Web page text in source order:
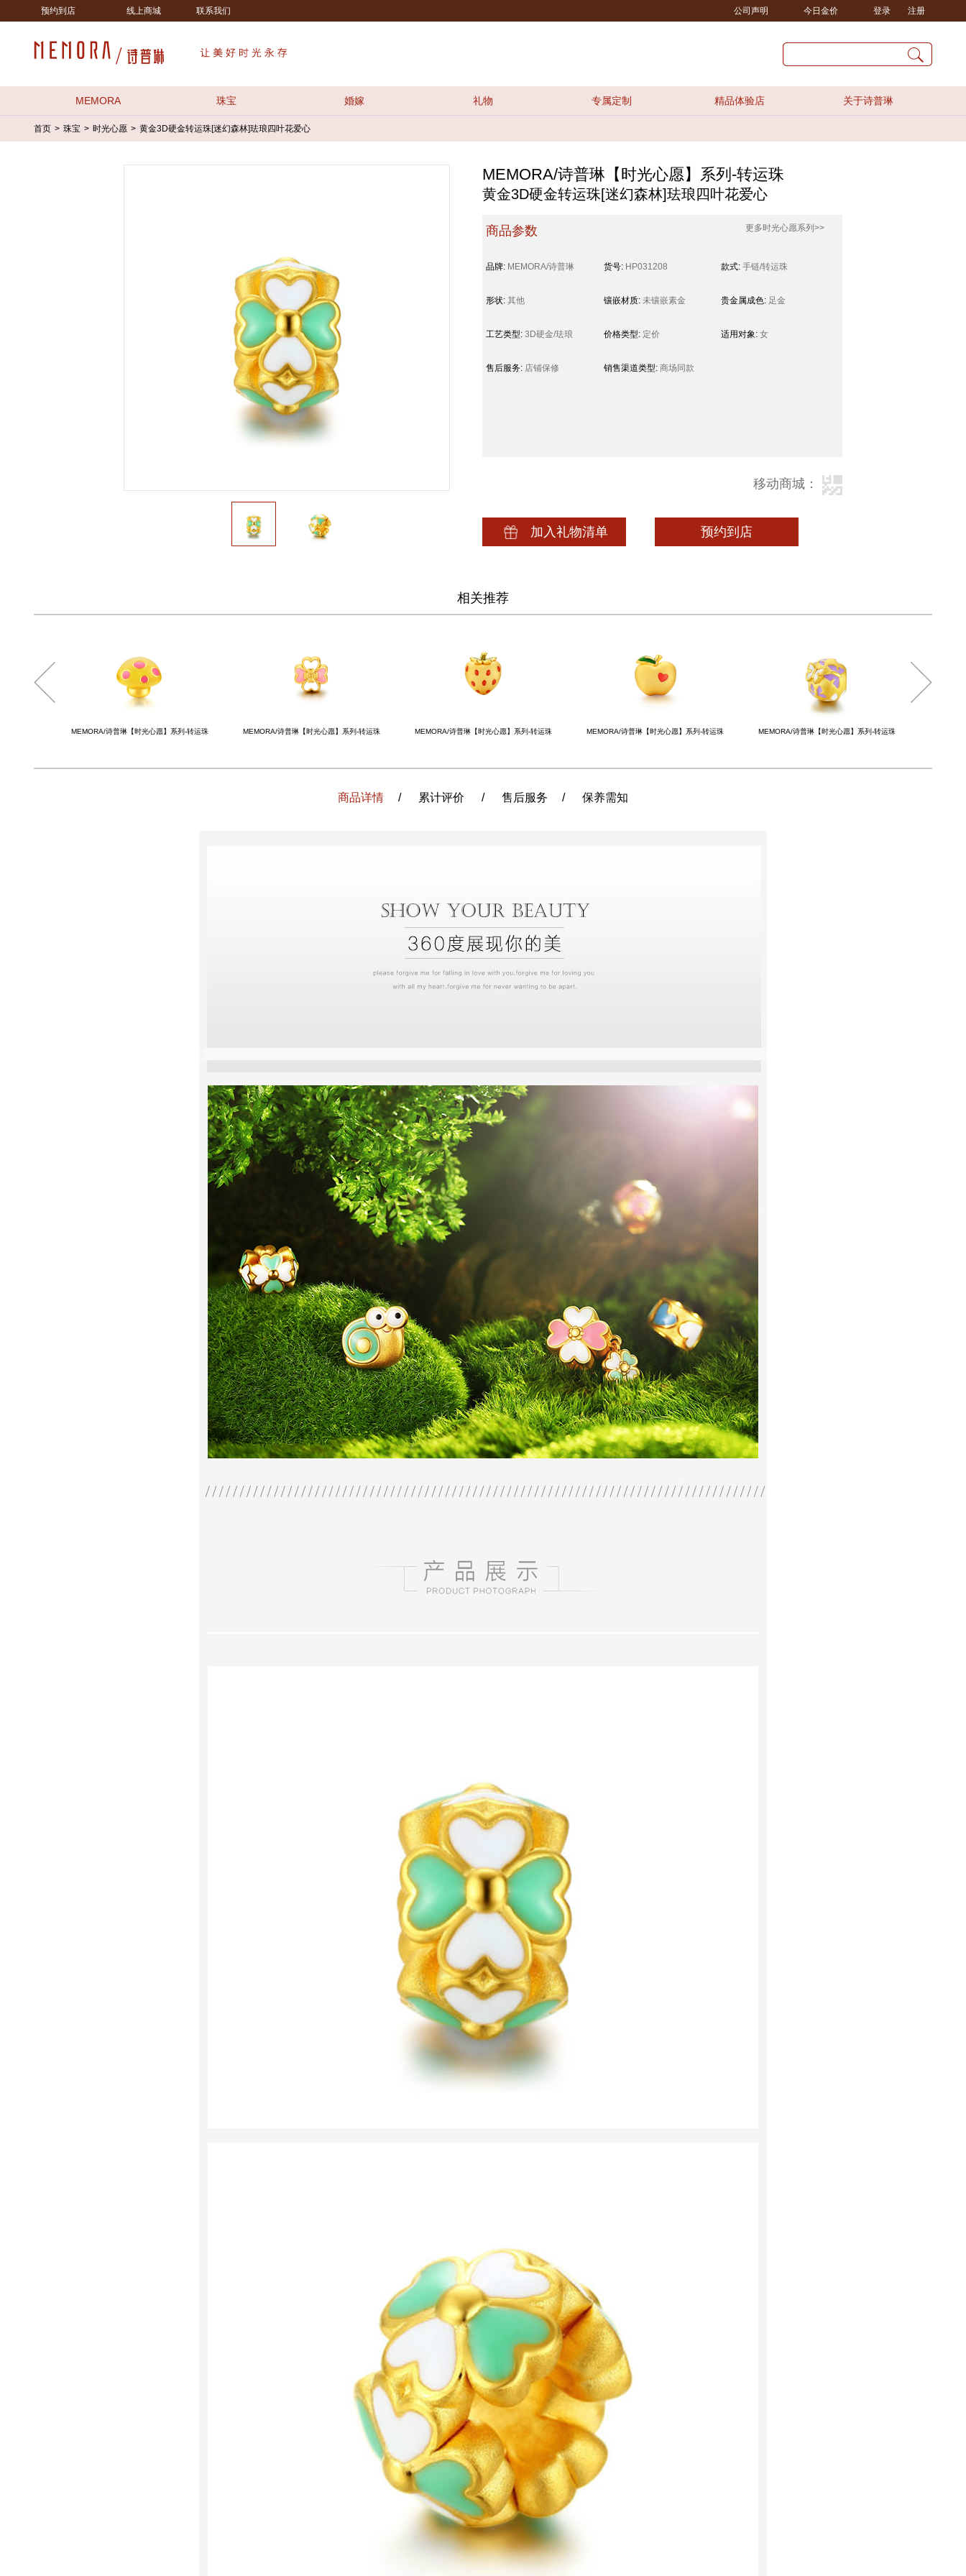
预约到店 线上商城 联系我们 公司声明 今日金价 登录 注册
MEMORA 珠宝 婚嫁 礼物 专属定制 精品体验店 关于诗普琳
首页 > 珠宝 > 时光心愿 > 黄金3D硬金转运珠[迷幻森林]珐琅四叶花爱心
MEMORA/诗普琳【时光心愿】系列-转运珠
黄金3D硬金转运珠[迷幻森林]珐琅四叶花爱心
商品参数 更多时光心愿系列>>
品牌: MEMORA/诗普琳 货号: HP031208 款式: 手链/转运珠
形状: 其他 镶嵌材质: 未镶嵌素金 贵金属成色: 足金
工艺类型: 3D硬金/珐琅 价格类型: 定价 适用对象: 女
售后服务: 店铺保修 销售渠道类型: 商场同款
移动商城：
加入礼物清单 预约到店
相关推荐
MEMORA/诗普琳【时光心愿】系列-转运珠 MEMORA/诗普琳【时光心愿】系列-转运珠 MEMORA/诗普琳【时光心愿】系列-转运珠 MEMORA/诗普琳【时光心愿】系列-转运珠 MEMORA/诗普琳【时光心愿】系列-转运珠
商品详情 / 累计评价 / 售后服务 / 保养需知